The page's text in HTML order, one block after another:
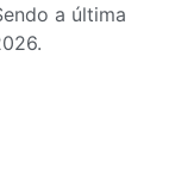
a última
.